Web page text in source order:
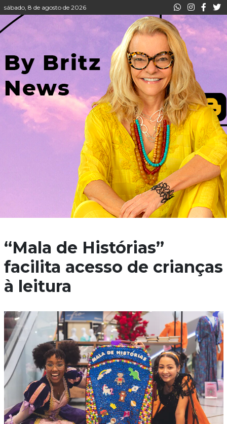
sábado, 8 de agosto de 2026
“Mala de Histórias”
facilita acesso de crianças
à leitura